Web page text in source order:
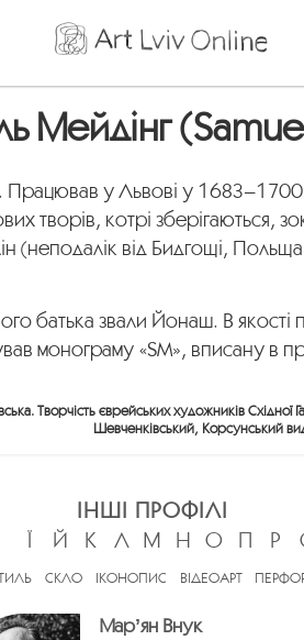
Мейдінг
Працював у Львові у
творів, котрі зберігаються,
(неподалік від Бидгощі,
батька звали Йонаш. В якості
монограму «SM», вписану в
Творчість єврейських художників
Шевченківський, Корсунський
ІНШІ ПРОФІЛІ
Ї Й К Л М Н О П Р
СКЛО ІКОНОПИС ВІДЕОАРТ
Марʼян Внук